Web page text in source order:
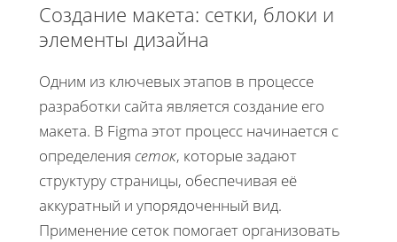
Создание макета: сетки, блоки и
элементы дизайна
Одним из ключевых этапов в процессе
разработки сайта является создание его
макета. В Figma этот процесс начинается с
определения сеток, которые задают
структуру страницы, обеспечивая её
аккуратный и упорядоченный вид.
Применение сеток помогает организовать